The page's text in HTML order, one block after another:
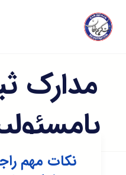
مدارک
نکات مهم